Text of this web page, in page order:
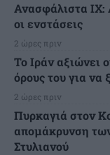
Ανασφάλιστα ΙΧ:
οι ενστάσεις
2 ώρες πριν
Το Ιράν αξιώνει
όρους του για να
2 ώρες πριν
Πυρκαγιά στον
απομάκρυνση
Στυλιανού